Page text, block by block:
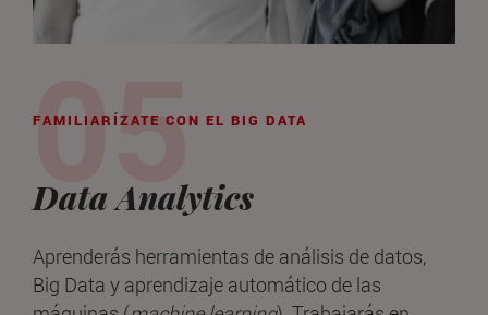
FAMILIARÍZATE CON EL BIG DATA
Data Analytics
Aprenderás herramientas de análisis de datos,
Big Data y aprendizaje automático de las